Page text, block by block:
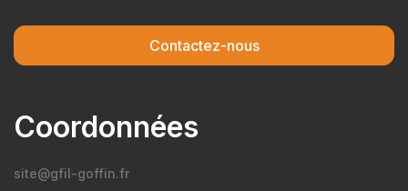
Contactez-nous
Coordonnées
site@gfil-goffin.fr